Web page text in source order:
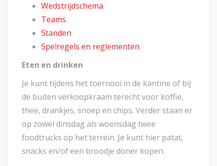
Wedstrijdschema
Teams
Standen
Spelregels en reglementen
Eten en drinken
Je kunt tijdens het toernooi in de kantine of bij
de buiten verkoopkraam terecht voor koffie,
thee, drankjes, snoep en chips. Verder staan er
op zowel dinsdag als woensdag twee
foodtrucks op het terrein. Je kunt hier patat,
snacks en/of een broodje döner kopen.